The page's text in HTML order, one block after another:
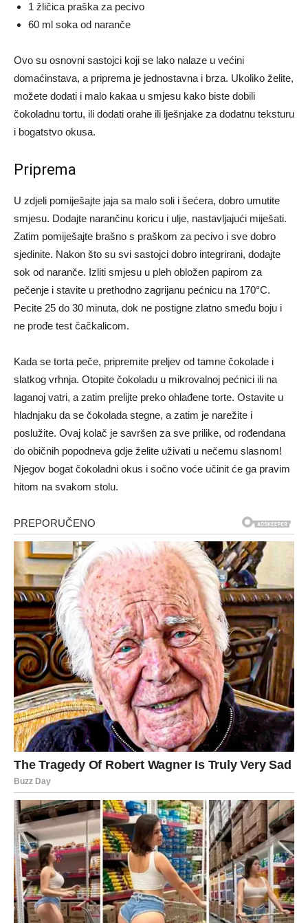
1 žličica praška za pecivo
60 ml soka od naranče
Ovo su osnovni sastojci koji se lako nalaze u većini
domaćinstava, a priprema je jednostavna i brza. Ukoliko želite,
možete dodati i malo kakaa u smjesu kako biste dobili
čokoladnu tortu, ili dodati orahe ili lješnjake za dodatnu teksturu
i bogatstvo okusa.
Priprema
U zdjeli pomiješajte jaja sa malo soli i šećera, dobro umutite
smjesu. Dodajte narančinu koricu i ulje, nastavljajući miješati.
Zatim pomiješajte brašno s praškom za pecivo i sve dobro
sjedinite. Nakon što su svi sastojci dobro integrirani, dodajte
sok od naranče. Izliti smjesu u pleh obložen papirom za
pečenje i stavite u prethodno zagrijanu pećnicu na 170°C.
Pecite 25 do 30 minuta, dok ne postigne zlatno smeđu boju i
ne prođe test čačkalicom.
Kada se torta peče, pripremite preljev od tamne čokolade i
slatkog vrhnja. Otopite čokoladu u mikrovalnoj pećnici ili na
laganoj vatri, a zatim prelijte preko ohlađene torte. Ostavite u
hladnjaku da se čokolada stegne, a zatim je narežite i
poslužite. Ovaj kolač je savršen za sve prilike, od rođendana
do običnih popodneva gdje želite uživati u nečemu slasnom!
Njegov bogat čokoladni okus i sočno voće učinit će ga pravim
hitom na svakom stolu.